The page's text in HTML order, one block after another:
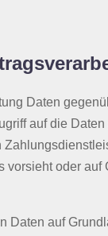
Daten
auf die
oder
Daten auf